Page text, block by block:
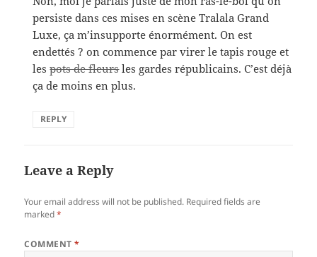
persiste dans ces mises en scène Tralala Grand
Luxe, ça m’insupporte énormément. On est
endettés ? on commence par virer le tapis rouge et
lespots de fleursles gardes républicains. C’est déjà
ça de moins en plus.
REPLY
Leave a Reply
Your email address will not be published. Required fields are
marked*
COMMENT*